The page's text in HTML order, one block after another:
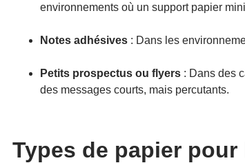
environnements où un support papier
Notes adhésives : Dans les
Petits prospectus ou flyers : Dans des
des messages courts, mais percutants.
Types de papier pour